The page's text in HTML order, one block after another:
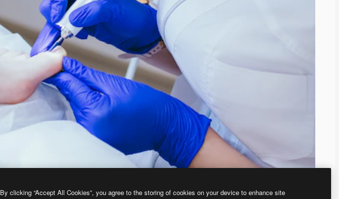
By clicking “Accept All Cookies”, you agree to the storing of cookies on your device to enhance site